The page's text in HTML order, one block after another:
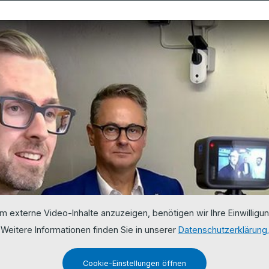
externe Video-Inhalte anzuzeigen, benötigen wir Ihre
Weitere Informationen finden Sie in unserer Datenschutzerklärung.
Cookie-Einstellungen öffnen